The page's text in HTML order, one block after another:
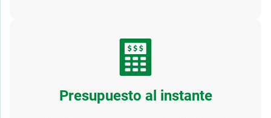
Presupuesto al instante